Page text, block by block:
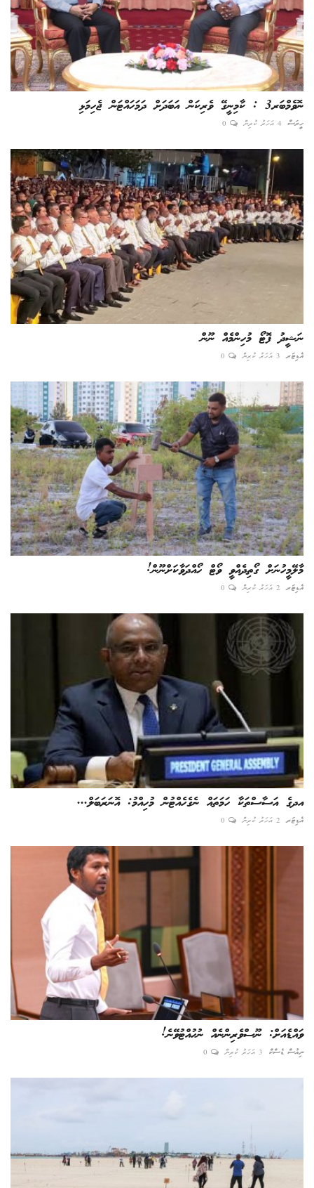
ނޮވެމްބަރ3 : ކާމިނީގޭ ވެރިކަން އަބަދަށް ދަމަހައްޓަން ޖެހިމަޅި
ހީރަސް 4 އަހަރު ކުރިން 0
ނަޝީދު ފޮޓޯ މުހިންމެއް ނޫން
އެޑިޓަރ 3 އަހަރު ކުރިން 0
މާލޭމީހުނަށް ގޯތިދެއްވީ ވޯޓް ހޯއްދަވާކަށްނޫން!
އެޑިޓަރ 2 އަހަރު ކުރިން 0
އދގެ އަސާސްތަކާ ހަމަތައް ނެގެހެއްޓުން މުހިއްމު: އޮނަރަބަލް...
އެޑިޓަރ 2 އަހަރު ކުރިން 0
ވައްޑެއަށް: ނޫސްވެރިންނެއް ނުހުއްޓުވޭނެ!
ނިއުސް ޑެސްކް 3 އަހަރު ކުރިން 0